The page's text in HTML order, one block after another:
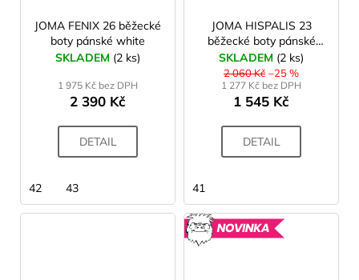
JOMA FENIX 26 běžecké
boty pánské white
SKLADEM (2 ks)
1 975 Kč bez DPH
2 390 Kč
DETAIL
42 43
JOMA HISPALIS 23
běžecké boty pánské
šedé
SKLADEM (2 ks)
2 060 Kč –25 %
1 277 Kč bez DPH
1 545 Kč
DETAIL
41